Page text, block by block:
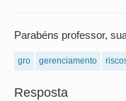
Parabéns professor,
gro gerenciamento
Resposta